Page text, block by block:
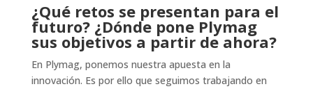
¿Qué retos se presentan para el
futuro? ¿Dónde pone Plymag
sus objetivos a partir de ahora?
En Plymag, ponemos nuestra apuesta en la
innovación. Es por ello que seguimos trabajando en